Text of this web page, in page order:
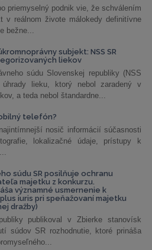
priemyselný podnik vie, že schválením
v reálnom živote málokedy definitívne
bežne...
subjekt: NSS SR
liekov
súdu Slovenskej republiky (NSS
úhrady lieku, ktorý nebol zaradený v
a teda nebol štandardne...
telefón?
nosič informácií súčasnosti
lokalizačné údaje, prístupy k
súdu SR posilňuje ochranu
majetku z konkurzu.
významné usmernenie k
iuris pri speňažovaní majetku
dražby)
publikoval v Zbierke stanovísk
súdov SR rozhodnutie, ktoré prináša